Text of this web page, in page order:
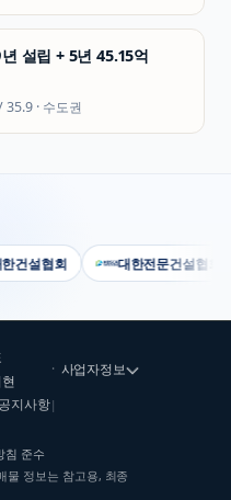
설립 + 5년 45.15억
35.9 · 수도권
설협회 대한전문건설협회
· 사업자정보
공지사항|
침 준수
물 정보는 참고용, 최종